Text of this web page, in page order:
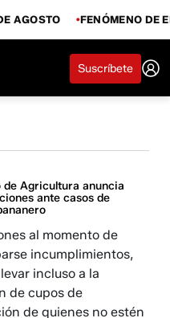
AGOSTO FENÓMENO DE
Suscríbete
de Agricultura anuncia
ante casos de
al momento de
incumplimientos,
incluso a la
de cupos de
de quienes no estén